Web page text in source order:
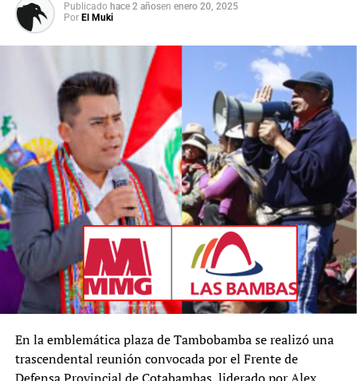
Publicado hace 2 añosen enero 20, 2025
Por El Muki
En la emblemática plaza de Tambobamba se realizó una
trascendental reunión convocada por el Frente de